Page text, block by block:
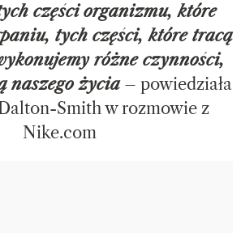
części organizmu, które
tych części, które tracą
różne czynności,
naszego życia – powiedziała
Smith w rozmowie z
Nike.com